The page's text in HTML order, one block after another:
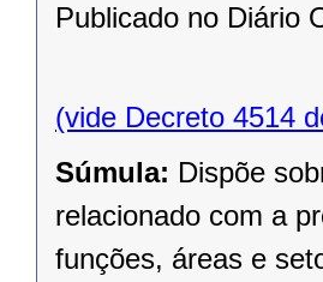
Publicado no Diário
(vide Decreto 4514
Súmula: Dispõe
relacionado com a
funções, áreas e